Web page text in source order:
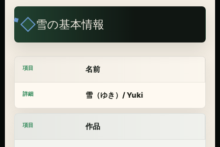
雪の基本情報
名前
雪（ゆき）/ Yuki
作品